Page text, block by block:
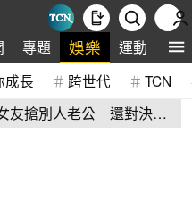
專題 娛樂 運動 全
成長 跨世代 TCN
友搶別人老公 還對決正